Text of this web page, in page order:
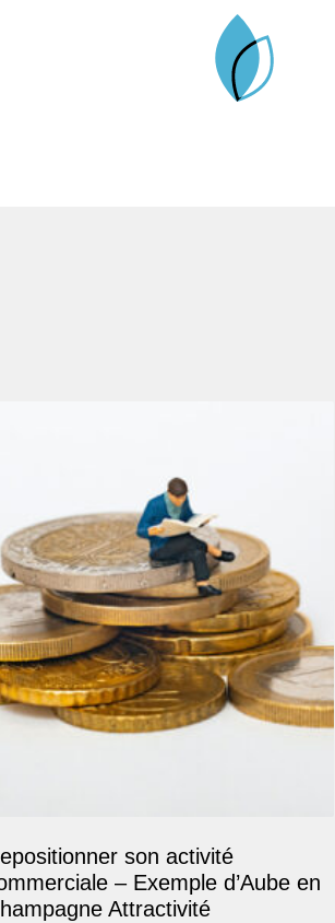
son activité
– Exemple d’Aube en
Attractivité